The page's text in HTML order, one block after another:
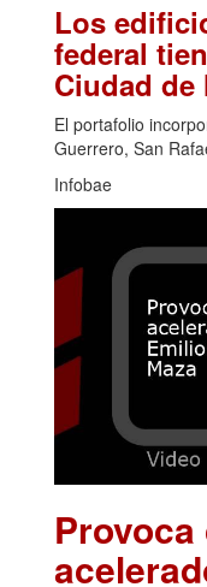
Los
federal
Ciudad de
El portafolio
Guerrero, San
Infobae